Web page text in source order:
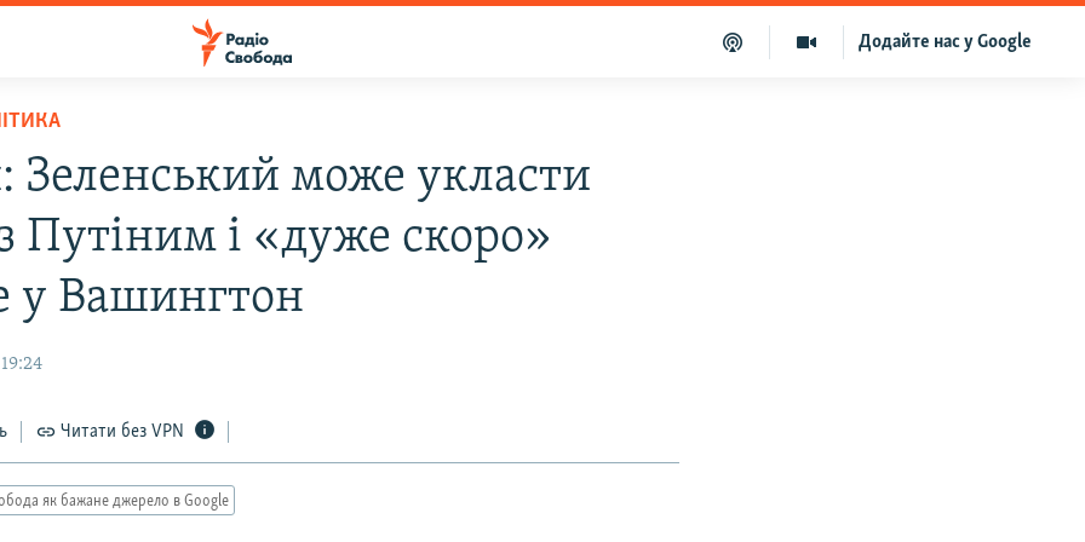
Додайте нас у Google
Зеленський може укласти
Путіним і «дуже скоро»
у Вашингтон
Читати без VPN
як бажане джерело в Google